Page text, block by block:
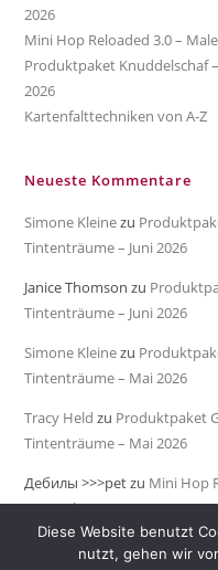
2026
Mini Hop Reloaded 3.0 –
Produktpaket Knuddelschaf
2026
Kartenfalttechniken von A-Z
Neueste Kommentare
Simone Kleinezu
Tintenträume – Juni 2026
Janice Thomson zu
Tintenträume – Juni 2026
Simone Kleinezu
Tintenträume – Mai 2026
Tracy Held zu Produktpaket
Tintenträume – Mai 2026
Дебилы >>>petzu Mini Hop
Meeresküste
Diese Website benutzt
nutzt, gehen wir